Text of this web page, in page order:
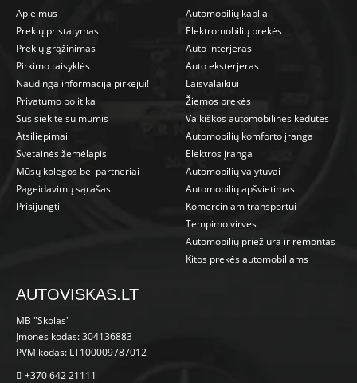
Apie mus
Prekių pristatymas
Prekių grąžinimas
Pirkimo taisyklės
Naudinga informacija pirkėjui!
Privatumo politika
Susisiekite su mumis
Atsiliepimai
Svetainės žemėlapis
Mūsų kolegos bei partneriai
Pageidavimų sąrašas
Prisijungti
Automobilių kabliai
Elektromobilių prekės
Auto interjeras
Auto eksterjeras
Laisvalaikiui
Žiemos prekės
Vaikiškos automobilinės kėdutės
Automobilių komforto įranga
Elektros įranga
Automobilių valytuvai
Automobilių apšvietimas
Komerciniam transportui
Tempimo virvės
Automobilių priežiūra ir remontas
Kitos prekės automobiliams
AUTOVISKAS.LT
MB "Skolas"
Įmonės kodas: 304136883
PVM kodas: LT100009787012
+370 642 21111